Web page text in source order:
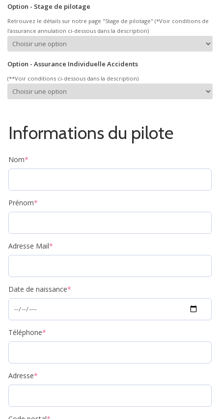
Option - Stage de pilotage
Retrouvez le détails sur notre page "Stage de pilotage" (*Voir conditions de
l'assurance annulation ci-dessous dans la description)
Option - Assurance Individuelle Accidents
(**Voir conditions ci-dessous dans la description)
Informations du pilote
Nom*
Prénom*
Adresse Mail*
Date de naissance*
Téléphone*
Adresse*